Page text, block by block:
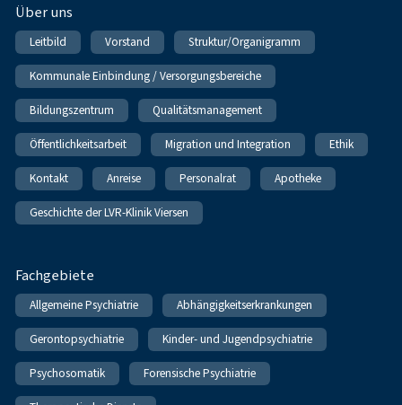
Über uns
Leitbild Vorstand Struktur/Organigramm
Kommunale Einbindung / Versorgungsbereiche
Bildungszentrum Qualitätsmanagement
Öffentlichkeitsarbeit Migration und Integration Ethik
Kontakt Anreise Personalrat Apotheke
Geschichte der LVR-Klinik Viersen
Fachgebiete
Allgemeine Psychiatrie Abhängigkeitserkrankungen
Gerontopsychiatrie Kinder- und Jugendpsychiatrie
Psychosomatik Forensische Psychiatrie